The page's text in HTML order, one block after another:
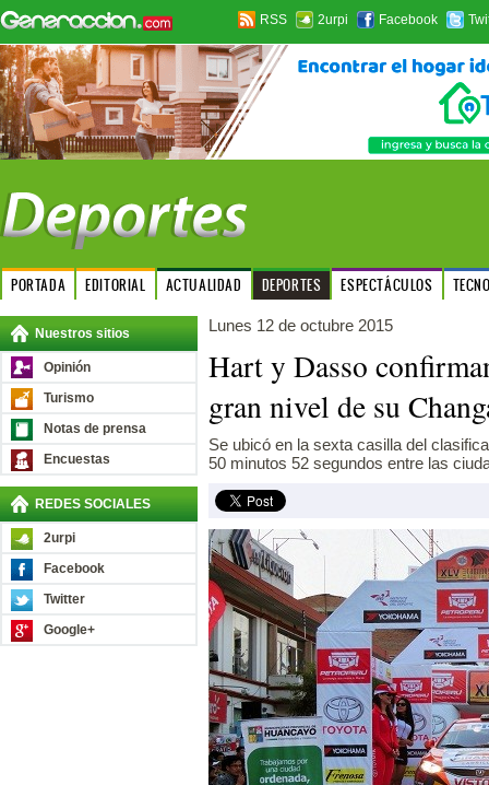
RSS 2urpi Facebook
PORTADA EDITORIAL ACTUALIDAD DEPORTES ESPECTÁCULOS
Nuestros sitios
Opinión
Turismo
Notas de prensa
Encuestas
REDES SOCIALES
2urpi
Facebook
Twitter
Google+
Lunes 12 de octubre 2015
Hart y Dasso
gran nivel de su
Se ubicó en la sexta casilla del
50 minutos 52 segundos entre las